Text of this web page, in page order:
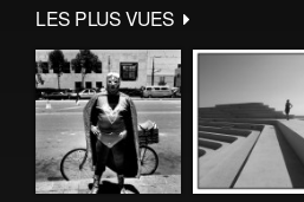
LES PLUS VUES